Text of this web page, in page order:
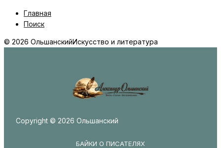
Главная
Поиск
© 2026 ОльшанскийИскусство и литература
Copyright © 2026 Ольшанский
БАЙКИ О ПИСАТЕЛЯХ